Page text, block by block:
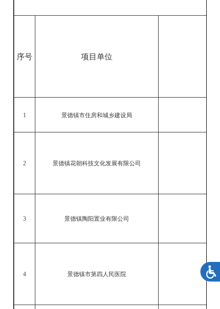
序号 项目单位
1 景德镇市住房和城乡建设局
2 景德镇花朝科技文化发展有限公司
3 景德镇陶阳置业有限公司
4 景德镇市第四人民医院